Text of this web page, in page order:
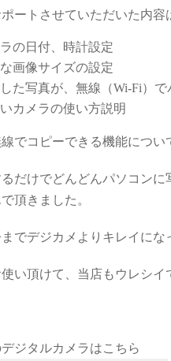
ートさせていただいた内容
の日付、時計設定
画像サイズの設定
た写真が、無線（Wi-Fi）
カメラの使い方説明
でコピーできる機能につい
るだけでどんどんパソコン
頂きました。
でデジカメよりキレイにな
い頂けて、当店もウレシイ
ジタルカメラはこちら